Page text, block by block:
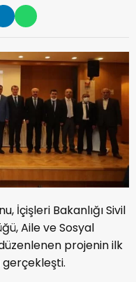
İçişleri Bakanlığı Sivil
Aile ve Sosyal
projenin ilk
gerçekleşti.